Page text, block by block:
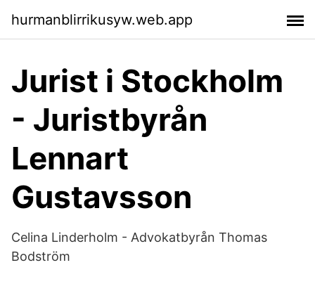
hurmanblirrikusyw.web.app
Jurist i Stockholm
- Juristbyrån
Lennart
Gustavsson
Celina Linderholm - Advokatbyrån Thomas
Bodström